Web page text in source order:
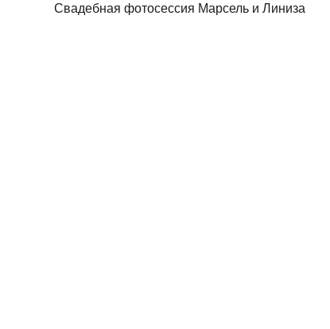
Свадебная фотосессия Марсель и Линиза